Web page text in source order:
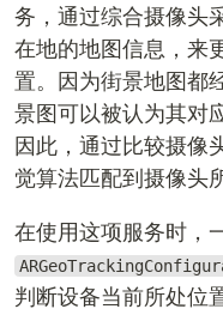
务，通过综合摄像头
在地的地图信息，来
置。因为街景地图都
景图可以被认为其对
因此，通过比较摄像
觉算法匹配到摄像头
在使用这项服务时，
判断设备当前所处位